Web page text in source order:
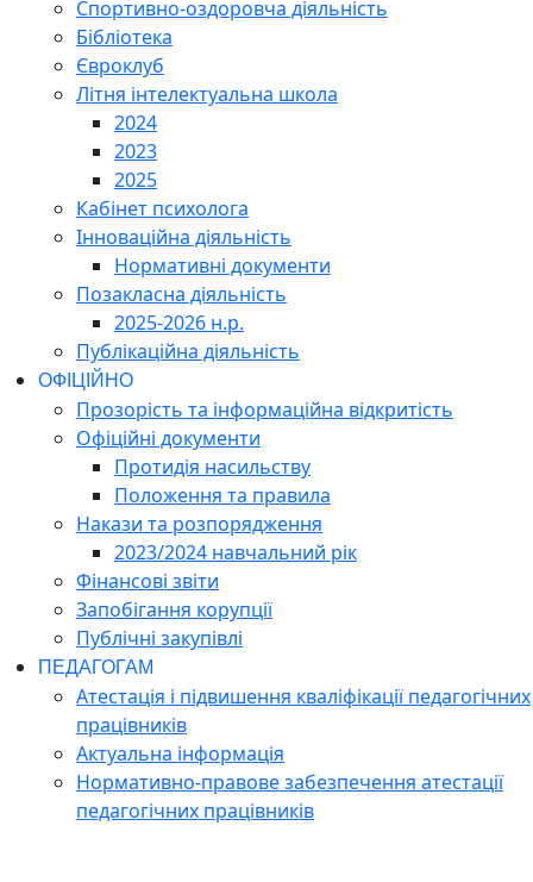
Спортивно-оздоровча діяльність
Бібліотека
Євроклуб
Літня інтелектуальна школа
2024
2023
2025
Кабінет психолога
Інноваційна діяльність
Нормативні документи
Позакласна діяльність
2025-2026 н.р.
Публікаційна діяльність
ОФІЦІЙНО
Прозорість та інформаційна відкритість
Офіційні документи
Протидія насильству
Положення та правила
Накази та розпорядження
2023/2024 навчальний рік
Фінансові звіти
Запобігання корупції
Публічні закупівлі
ПЕДАГОГАМ
Атестація і підвишення кваліфікації педагогічних
працівників
Актуальна інформація
Нормативно-правове забезпечення атестації
педагогічних працівників